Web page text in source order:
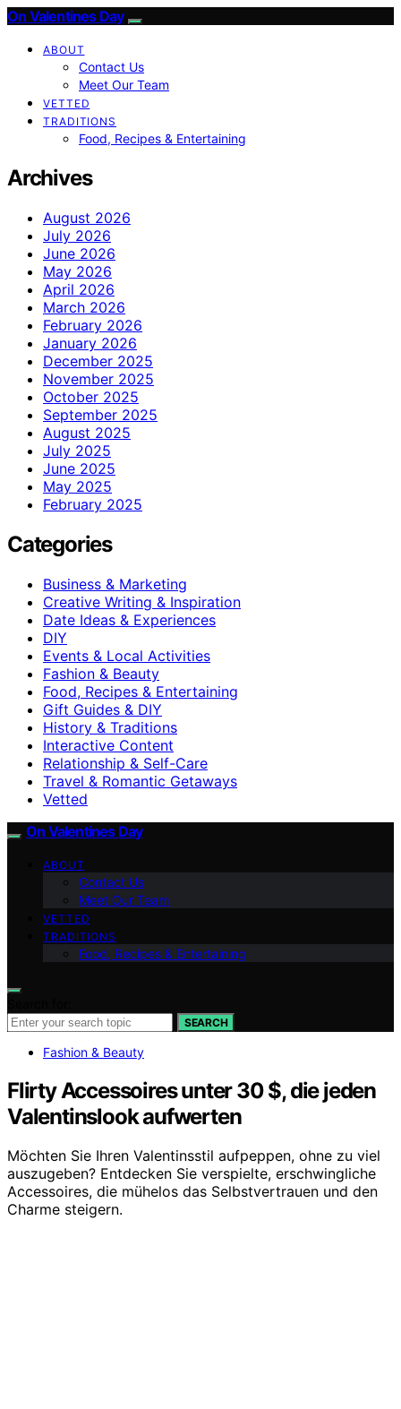
On Valentines Day
ABOUT
Contact Us
Meet Our Team
VETTED
TRADITIONS
Food, Recipes & Entertaining
Archives
August 2026
July 2026
June 2026
May 2026
April 2026
March 2026
February 2026
January 2026
December 2025
November 2025
October 2025
September 2025
August 2025
July 2025
June 2025
May 2025
February 2025
Categories
Business & Marketing
Creative Writing & Inspiration
Date Ideas & Experiences
DIY
Events & Local Activities
Fashion & Beauty
Food, Recipes & Entertaining
Gift Guides & DIY
History & Traditions
Interactive Content
Relationship & Self-Care
Travel & Romantic Getaways
Vetted
On Valentines Day
ABOUT
Contact Us
Meet Our Team
VETTED
TRADITIONS
Food, Recipes & Entertaining
SEARCH
Fashion & Beauty
Flirty Accessoires unter 30 $, die jeden
Valentinslook aufwerten
Möchten Sie Ihren Valentinsstil aufpeppen, ohne zu viel
auszugeben? Entdecken Sie verspielte, erschwingliche
Accessoires, die mühelos das Selbstvertrauen und den
Charme steigern.